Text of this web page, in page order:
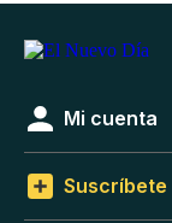
Mi cuenta
Suscríbete